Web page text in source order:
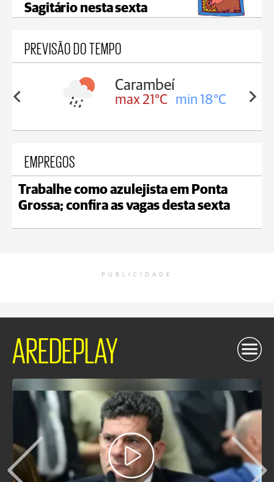
Sagitário nesta sexta
PREVISÃO DO TEMPO
18°C
Carambeí
max 21°C min 18°C
EMPREGOS
Trabalhe como azulejista em Ponta
Grossa; confira as vagas desta sexta
PUBLICIDADE
AREDEPLAY